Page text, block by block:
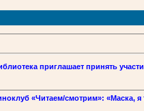
приглашает принять
«Читаем/смотрим»: «Маска, я